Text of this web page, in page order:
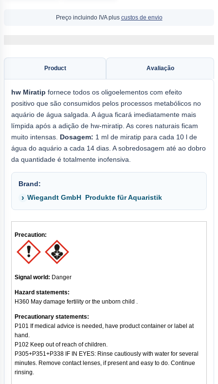
Preço incluindo IVA plus custos de envio
Product Avaliação
hw Miratip fornece todos os oligoelementos com efeito
positivo que são consumidos pelos processos metabólicos no
aquário de água salgada. A água ficará imediatamente mais
límpida após a adição de hw-miratip. As cores naturais ficam
muito intensas. Dosagem: 1 ml de miratip para cada 10 l de
água do aquário a cada 14 dias. A sobredosagem até ao dobro
da quantidade é totalmente inofensiva.
Brand:
Wiegandt GmbH  Produkte für Aquaristik
Precaution:
Signal world: Danger
Hazard statements:
H360 May damage fertility or the unborn child .
Precautionary statements:
P101 If medical advice is needed, have product container or label at
hand.
P102 Keep out of reach of children.
P305+P351+P338 IF IN EYES: Rinse cautiously with water for several
minutes. Remove contact lenses, if present and easy to do. Continue
rinsing.